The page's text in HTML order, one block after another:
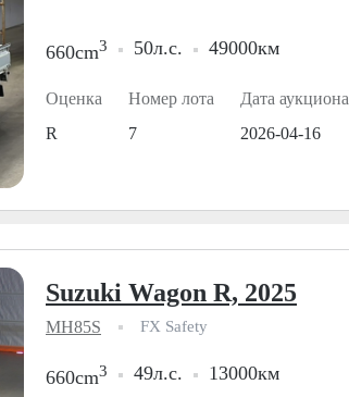
660cm3 50л.с. 49000км
Оценка
R
Номер лота
7
Дата аукциона
2026-04-16
Suzuki Wagon R, 2025
MH85S FX Safety
660cm3 49л.с. 13000км